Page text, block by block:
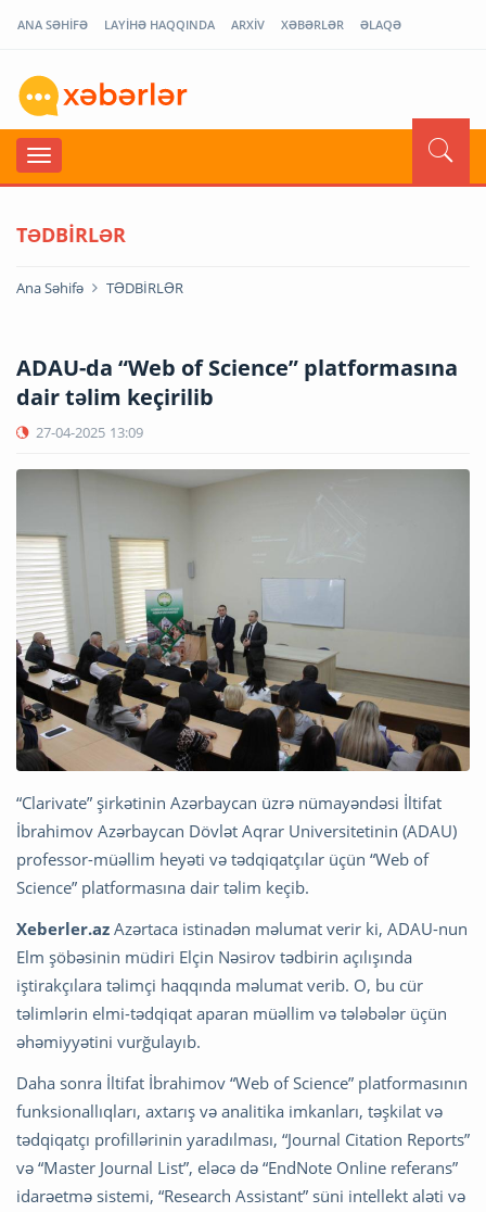
ANA SƏHİFƏ LAYİHƏ HAQQINDA ARXİV XƏBƏRLƏR ƏLAQƏ
TƏDBİRLƏR
Ana Səhifə TƏDBİRLƏR
ADAU-da “Web of Science” platformasına
dair təlim keçirilib
27-04-2025 13:09
“Clarivate” şirkətinin Azərbaycan üzrə nümayəndəsi İltifat
İbrahimov Azərbaycan Dövlət Aqrar Universitetinin (ADAU)
professor-müəllim heyəti və tədqiqatçılar üçün “Web of
Science” platformasına dair təlim keçib.
Xeberler.az Azərtaca istinadən məlumat verir ki, ADAU-nun
Elm şöbəsinin müdiri Elçin Nəsirov tədbirin açılışında
iştirakçılara təlimçi haqqında məlumat verib. O, bu cür
təlimlərin elmi-tədqiqat aparan müəllim və tələbələr üçün
əhəmiyyətini vurğulayıb.
Daha sonra İltifat İbrahimov “Web of Science” platformasının
funksionallıqları, axtarış və analitika imkanları, təşkilat və
tədqiqatçı profillərinin yaradılması, “Journal Citation Reports”
və “Master Journal List”, eləcə də “EndNote Online referans”
idarəetmə sistemi, “Research Assistant” süni intellekt aləti və